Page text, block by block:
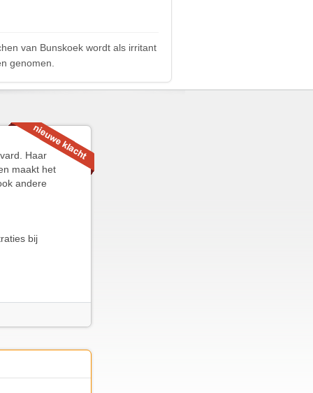
van Bunskoek wordt als irritant
genomen.
Haar
maakt het
andere
bij